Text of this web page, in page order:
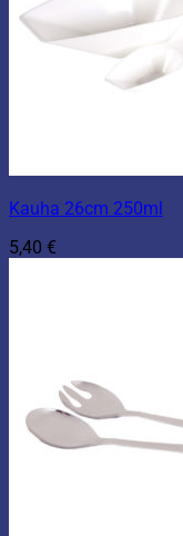
Kauha 26cm 250ml
5,40 €